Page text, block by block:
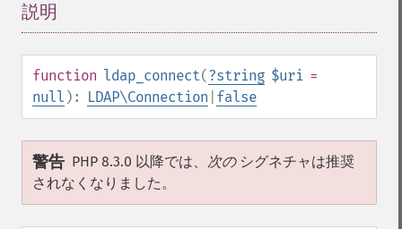
説明
function ldap_connect(?string $uri =
null ): LDAP\Connection false
警告 PHP 8.3.0 以降では、 次のシグネチャは推奨
されなくなりました。